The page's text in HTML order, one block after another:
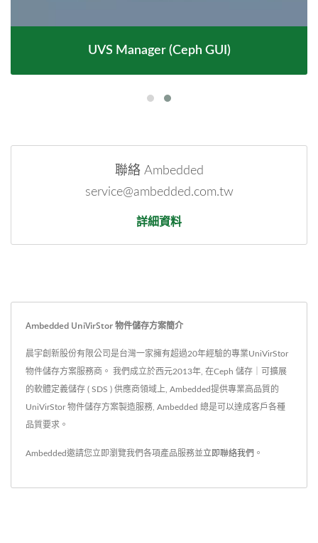
UVS Manager (Ceph GUI)
聯絡 Ambedded
service@ambedded.com.tw
詳細資料
Ambedded UniVirStor 物件儲存方案簡介
晨宇創新股份有限公司是台灣一家擁有超過20年經驗的專業UniVirStor
物件儲存方案服務商。 我們成立於西元2013年, 在Ceph 儲存｜可擴展
的軟體定義儲存 ( SDS ) 供應商領域上, Ambedded提供專業高品質的
UniVirStor 物件儲存方案製造服務, Ambedded 總是可以達成客戶各種
品質要求。
Ambedded邀請您立即瀏覽我們各項產品服務並立即聯絡我們 。